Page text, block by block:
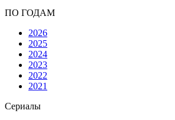
ПО ГОДАМ
2026
2025
2024
2023
2022
2021
Сериалы